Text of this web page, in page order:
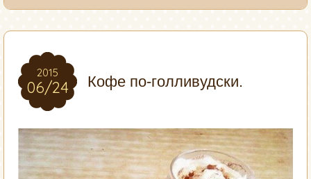
2015
06/24
2015
06/24 Кофе по-голливудски.